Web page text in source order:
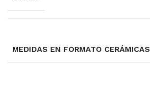
MEDIDAS EN FORMATO CERÁMICAS